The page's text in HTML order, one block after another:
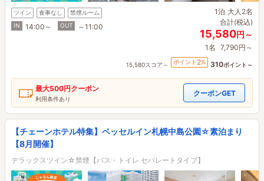
ツイン 食事なし
禁煙ルーム
IN
14:00～ OUT ～11:00
1泊 大人2名
合計(税込)
15,580円～
1名 7,790円～
15,580スコア～ ポイント 2% 310ポイント～
最大500円クーポン
利用条件あり
クーポンGET
【チェーンホテル特集】ベッセルイン札幌中島公園☆素泊まり
【8月開催】
デラックスツイン☆禁煙【バス・トイレ セパレートタイプ】